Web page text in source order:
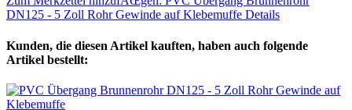
DN125 - 5 Zoll Rohr Gewinde auf Klebemuffe Details
Kunden, die diesen Artikel kauften, haben auch folgende
Artikel bestellt: